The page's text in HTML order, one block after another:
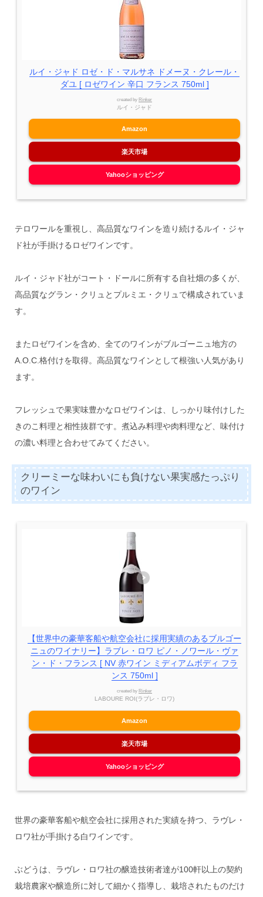
ルイ・ジャド ロゼ・ド・マルサネ ドメーヌ・クレール・
ダユ [ ロゼワイン 辛口 フランス 750ml ]
created by Rinker
ルイ・ジャド
Amazon
楽天市場
Yahooショッピング
テロワールを重視し、高品質なワインを造り続ける​​ルイ・ジャ
ド社が手掛けるロゼワインです。
ルイ・ジャド社がコート・ドールに所有する自社畑の多くが、
高品質なグラン・クリュとプルミエ・クリュで構成されていま
す。
またロゼワインを含め、全てのワインがブルゴーニュ地方の
A.O.C.格付けを取得。高品質なワインとして根強い人気があり
ます。
フレッシュで果実味豊かなロゼワインは、しっかり味付けした
きのこ料理と相性抜群です。煮込み料理や肉料理など、味付け
の濃い料理と合わせてみてください。
クリーミーな味わいにも負けない果実感たっぷり
のワイン
【世界中の豪華客船や航空会社に採用実績のあるブルゴー
ニュのワイナリー】ラブレ・ロワ ピノ・ノワール・ヴァ
ン・ド・フランス [ NV 赤ワイン ミディアムボディ フラ
ンス 750ml ]
created by Rinker
LABOURE ROI(ラブレ・ロワ)
Amazon
楽天市場
Yahooショッピング
世界の豪華客船や航空会社に採用された実績を持つ、ラヴレ・
ロワ社が手掛ける白ワインです。
ぶどうは、ラヴレ・ロワ社の醸造技術者達が100軒以上の契約
栽培農家や醸造所に対して細かく指導し、栽培されたものだけ